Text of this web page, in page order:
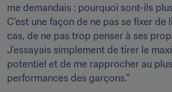
me demandais : pourquoi sont-ils
C’est une façon de ne pas se fixer
cas, de ne pas trop penser à ses
J’essayais simplement de tirer le
potentiel et de me rapprocher au
performances des garçons."